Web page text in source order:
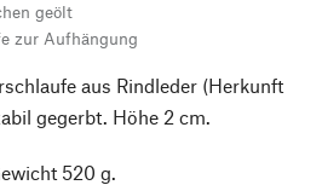
geölt
zur Aufhängung
aus Rindleder (Herkunft
gegerbt. Höhe 2 cm.
520 g.